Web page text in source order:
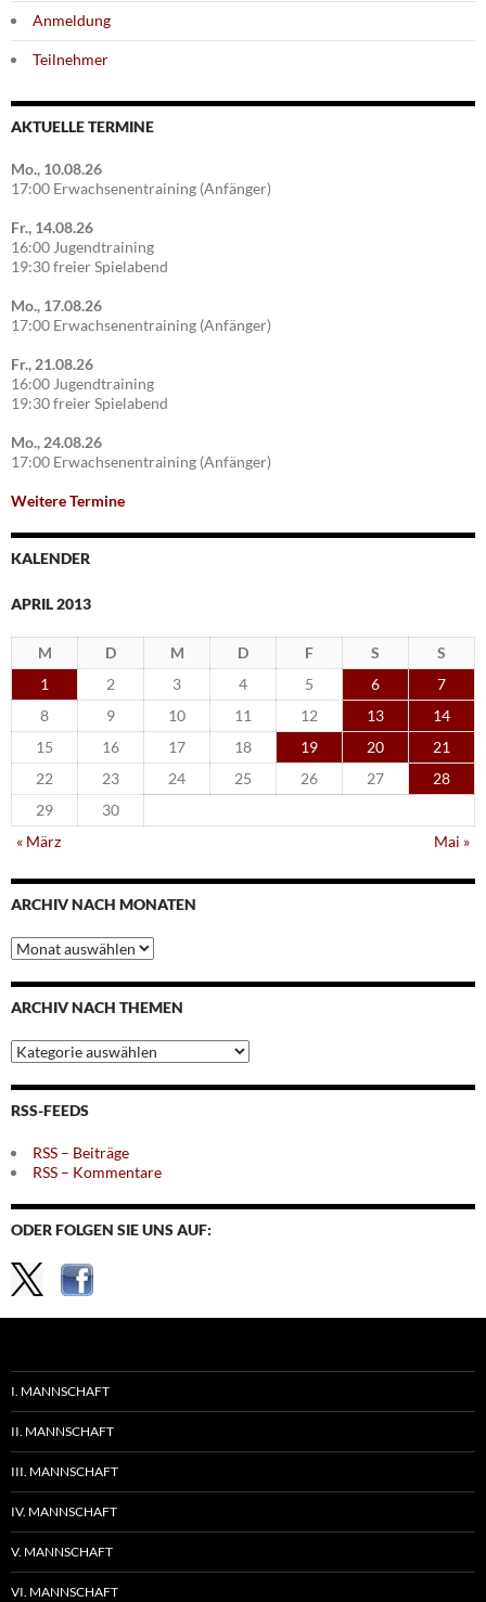
Anmeldung
Teilnehmer
AKTUELLE TERMINE
Mo., 10.08.26
17:00 Erwachsenentraining (Anfänger)
Fr., 14.08.26
16:00 Jugendtraining
19:30 freier Spielabend
Mo., 17.08.26
17:00 Erwachsenentraining (Anfänger)
Fr., 21.08.26
16:00 Jugendtraining
19:30 freier Spielabend
Mo., 24.08.26
17:00 Erwachsenentraining (Anfänger)
Weitere Termine
KALENDER
APRIL 2013
M D M D F S
S
1
2 3 4 5 6
7
8
9 10 11 12 13
14
15
16 17 18 19 20
21
22
23 24 25 26 27
28
29
30
« März
Mai »
ARCHIV NACH MONATEN
Archiv
nach
Monaten
ARCHIV NACH THEMEN
Archiv
nach
Themen
RSS-FEEDS
RSS – Beiträge
RSS – Kommentare
ODER FOLGEN SIE UNS AUF:
I. MANNSCHAFT
II. MANNSCHAFT
III. MANNSCHAFT
IV. MANNSCHAFT
V. MANNSCHAFT
VI. MANNSCHAFT